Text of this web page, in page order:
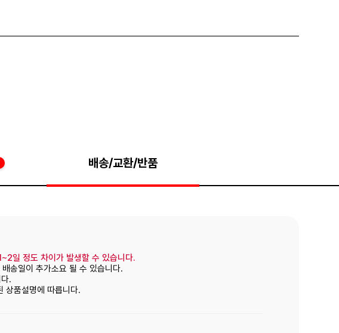
배송/교환/반품
일 정도 차이가 발생할 수 있습니다.
송일이 추가소요 될 수 있습니다.
.
상품설명에 따릅니다.